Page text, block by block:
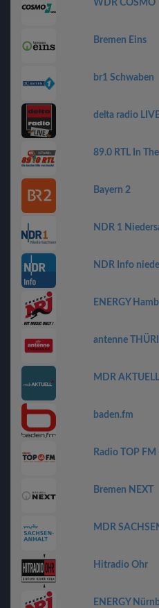
WDR COSMO
Bremen Eins
br1 Schwaben
delta radio LIVE
89.0 RTL In
Bayern 2
NDR 1
NDR Info
ENERGY
antenne
MDR AKTUELL
baden.fm
Radio TOP
Bremen NEXT
MDR
Hitradio Ohr
ENERGY